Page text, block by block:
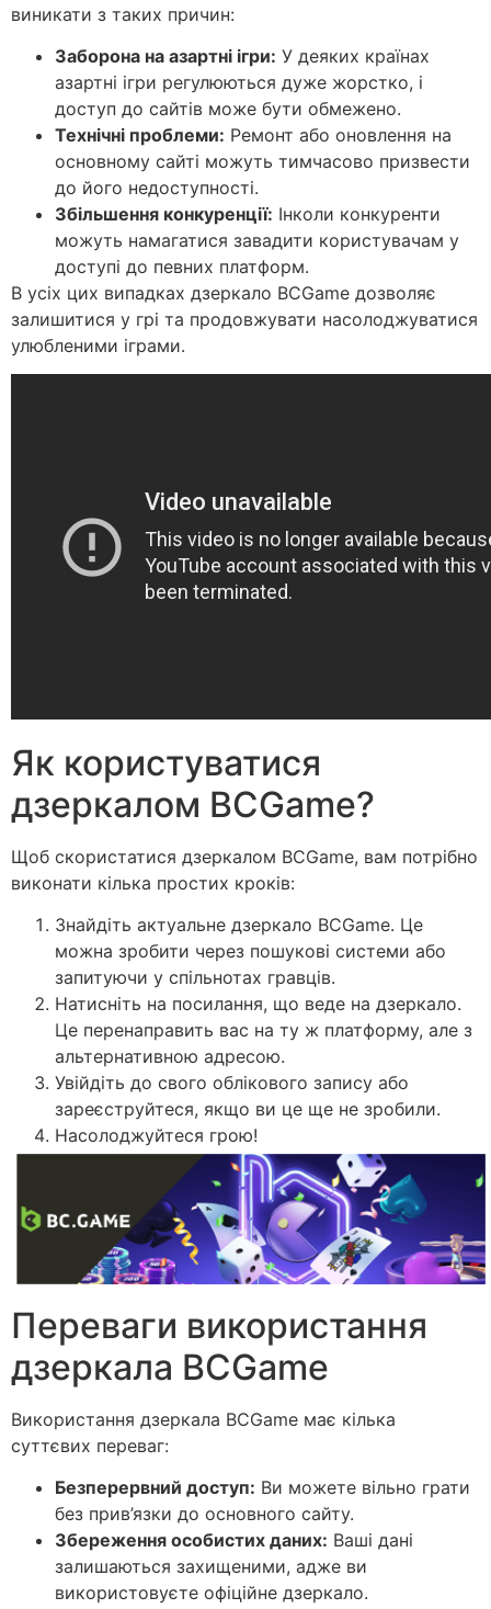
виникати з таких причин:
Заборона на азартні ігри: У деяких країнах
азартні ігри регулюються дуже жорстко, і
доступ до сайтів може бути обмежено.
Технічні проблеми: Ремонт або оновлення на
основному сайті можуть тимчасово призвести
до його недоступності.
Збільшення конкуренції: Інколи конкуренти
можуть намагатися завадити користувачам у
доступі до певних платформ.
В усіх цих випадках дзеркало BCGame дозволяє
залишитися у грі та продовжувати насолоджуватися
улюбленими іграми.
Як користуватися
дзеркалом BCGame?
Щоб скористатися дзеркалом BCGame, вам потрібно
виконати кілька простих кроків:
Знайдіть актуальне дзеркало BCGame. Це
можна зробити через пошукові системи або
запитуючи у спільнотах гравців.
Натисніть на посилання, що веде на дзеркало.
Це перенаправить вас на ту ж платформу, але з
альтернативною адресою.
Увійдіть до свого облікового запису або
зареєструйтеся, якщо ви це ще не зробили.
Насолоджуйтеся грою!
Переваги використання
дзеркала BCGame
Використання дзеркала BCGame має кілька
суттєвих переваг:
Безперервний доступ: Ви можете вільно грати
без прив’язки до основного сайту.
Збереження особистих даних: Ваші дані
залишаються захищеними, адже ви
використовуєте офіційне дзеркало.